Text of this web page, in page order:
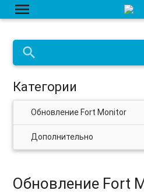
menu
search
Категории
Обновление Fort Monitor
Дополнительно
Обновление Fort